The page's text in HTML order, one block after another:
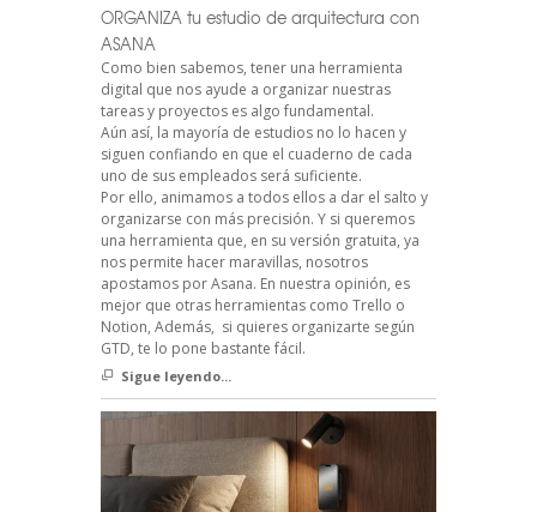
ORGANIZA tu estudio de arquitectura con
ASANA
Como bien sabemos, tener una herramienta
digital que nos ayude a organizar nuestras
tareas y proyectos es algo fundamental.
Aún así, la mayoría de estudios no lo hacen y
siguen confiando en que el cuaderno de cada
uno de sus empleados será suficiente.
Por ello, animamos a todos ellos a dar el salto y
organizarse con más precisión. Y si queremos
una herramienta que, en su versión gratuita, ya
nos permite hacer maravillas, nosotros
apostamos por Asana. En nuestra opinión, es
mejor que otras herramientas como Trello o
Notion, Además, si quieres organizarte según
GTD, te lo pone bastante fácil.
Sigue leyendo...